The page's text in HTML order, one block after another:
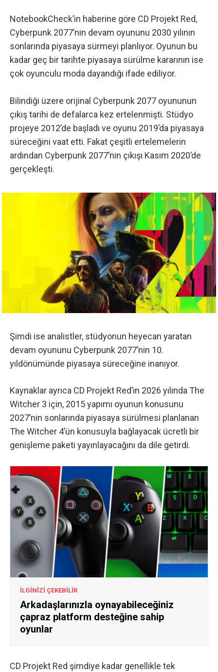
NotebookCheck’in haberine göre CD Projekt Red,
Cyberpunk 2077’nin devam oyununu 2030 yılının
sonlarında piyasaya sürmeyi planlıyor. Oyunun bu
kadar geç bir tarihte piyasaya sürülme kararının ise
çok oyunculu moda dayandığı ifade ediliyor.
Bilindiği üzere orijinal Cyberpunk 2077 oyununun
çıkış tarihi de defalarca kez ertelenmişti. Stüdyo
projeye 2012’de başladı ve oyunu 2019’da piyasaya
süreceğini vaat etti. Fakat çeşitli ertelemelerin
ardından Cyberpunk 2077’nin çıkışı Kasım 2020’de
gerçekleşti.
Şimdi ise analistler, stüdyonun heyecan yaratan
devam oyununu Cyberpunk 2077’nin 10.
yıldönümünde piyasaya süreceğine inanıyor.
Kaynaklar ayrıca CD Projekt Red’in 2026 yılında The
Witcher 3 için, 2015 yapımı oyunun konusunu
2027’nin sonlarında piyasaya sürülmesi planlanan
The Witcher 4’ün konusuyla bağlayacak ücretli bir
genişleme paketi yayınlayacağını da dile getirdi.
İLGİNİZİ ÇEKEBİLİR
Arkadaşlarınızla oynayabileceğiniz
çapraz platform desteğine sahip
oyunlar
CD Projekt Red şimdiye kadar genellikle tek